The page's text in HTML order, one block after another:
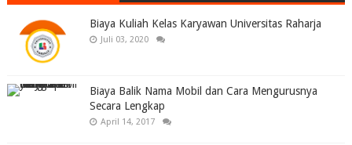
Biaya Kuliah Kelas Karyawan Universitas Raharja
Juli 03, 2020
Biaya Balik Nama Mobil dan Cara Mengurusnya
Secara Lengkap
April 14, 2017